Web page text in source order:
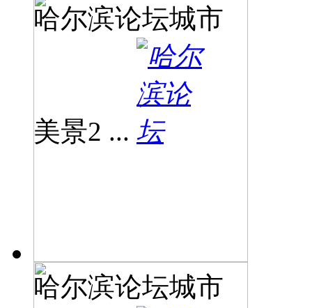
哈尔滨论坛城市
美景2 ...
哈尔滨论坛城市